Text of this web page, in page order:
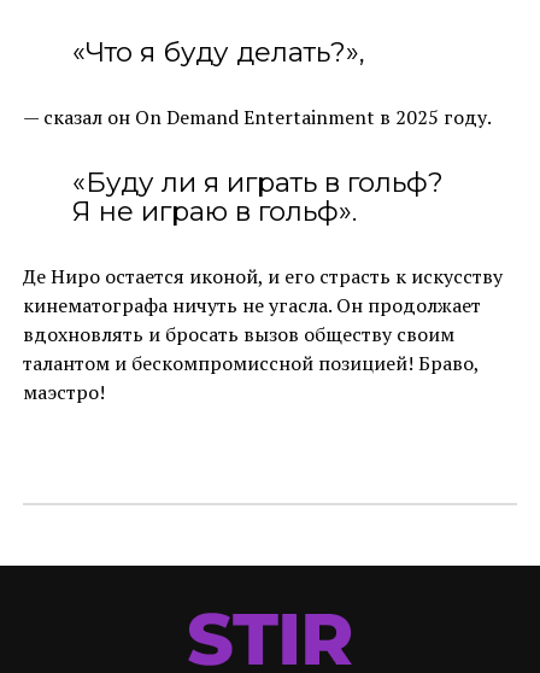
«Что я буду делать?»,
— сказал он On Demand Entertainment в 2025 году.
«Буду ли я играть в гольф?
Я не играю в гольф».
Де Ниро остается иконой, и его страсть к искусству
кинематографа ничуть не угасла. Он продолжает
вдохновлять и бросать вызов обществу своим
талантом и бескомпромиссной позицией! Браво,
маэстро!